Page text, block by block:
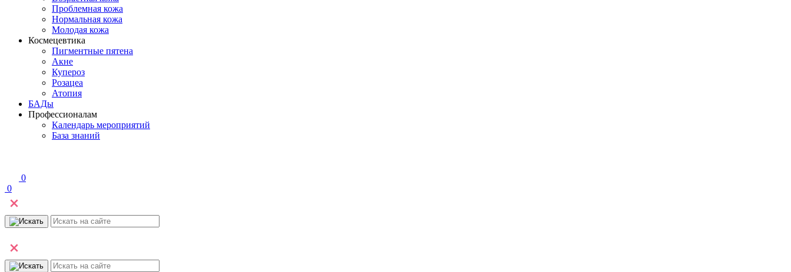
Проблемная кожа
Нормальная кожа
Молодая кожа
Космецевтика
Пигментные пятена
Акне
Купероз
Розацеа
Атопия
БАДы
Профессионалам
Календарь мероприятий
База знаний
0
0